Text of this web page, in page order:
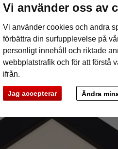
Vi använder oss av
Vi använder cookies och andra
förbättra din surfupplevelse på
personligt innehåll och riktade
webbplatstrafik och för att förstå
ifrån.
Jag accepterar Ändra
1,5 mm passepartout -
mm passepartout -